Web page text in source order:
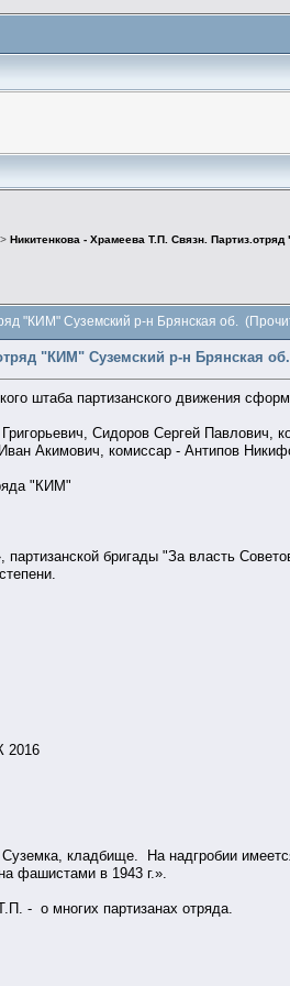
> Никитенкова - Храмеева Т.П. Связн.
"КИМ" Суземский р-н Брянская об.
"КИМ" Суземский р-н Брянская об.
штаба партизанского движения
Сидоров Сергей Павлович,
Акимович, комиссар - Антипов
"КИМ"
бригады "За власть
2016
кладбище. На надгробии
фашистами в 1943 г.».
- о многих партизанах отряда.